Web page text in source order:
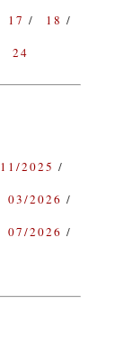
17
18
24
11/2025
03/2026
07/2026